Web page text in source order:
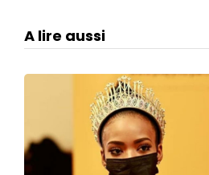
A lire aussi